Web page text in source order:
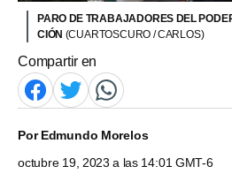
PARO DE TRABAJADORES DEL
CIÓN (CUARTOSCURO / CARLOS)
Compartir en
PorEdmundo Morelos
octubre 19, 2023 a las 14:01 GMT-6